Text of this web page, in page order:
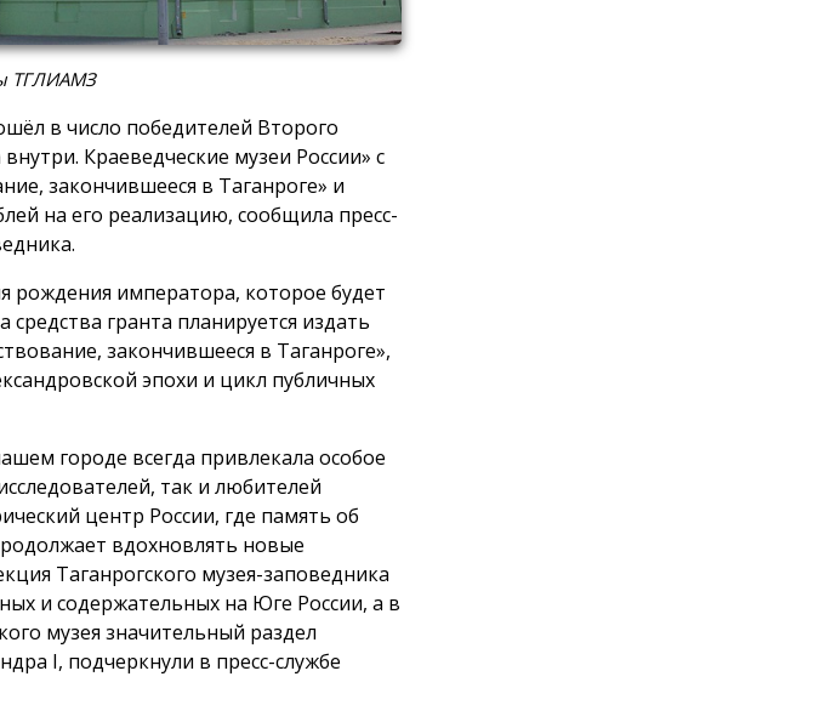
ТГЛИАМЗ
в число победителей Второго
Краеведческие музеи России» с
закончившееся в Таганроге» и
на его реализацию, сообщила пресс-
рождения императора, которое будет
гранта планируется издать
закончившееся в Таганроге»,
эпохи и цикл публичных
городе всегда привлекала особое
так и любителей
центр России, где память об
вдохновлять новые
Таганрогского музея-заповедника
и содержательных на Юге России, а в
музея значительный раздел
I, подчеркнули в пресс-службе